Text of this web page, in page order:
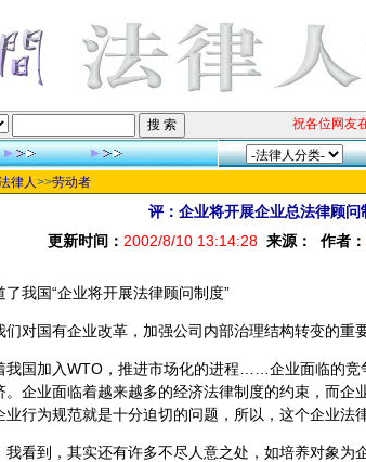
祝各位网友
律人>>劳动者
评：企业将开展企业总法律顾问
更新时间： 2002/8/10 13:14:28 来源： 作者：
我国“企业将开展法律顾问制度”
们对国有企业改革，加强公司内部治理结构转变的重
我国加入WTO，推进市场化的进程……企业面临的竞
。企业面临着越来越多的经济法律制度的约束，而企
行为规范就是十分迫切的问题，所以，这个企业法
我看到，其实还有许多不尽人意之处，如培养对象为